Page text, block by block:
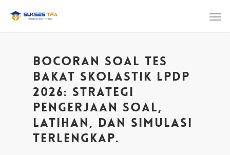
Bocoran Soal Tes
Bakat Skolastik LPDP
2026: Strategi
Pengerjaan Soal,
Latihan, dan Simulasi
Terlengkap.